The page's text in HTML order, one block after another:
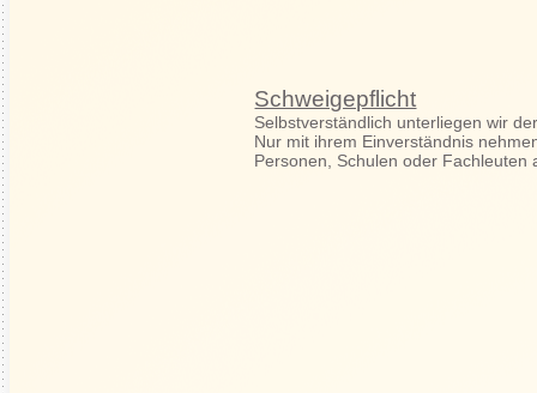
Schweigepflicht
Selbstverständlich unterliegen wir
Nur mit ihrem Einverständnis
Personen, Schulen oder Fachleuten